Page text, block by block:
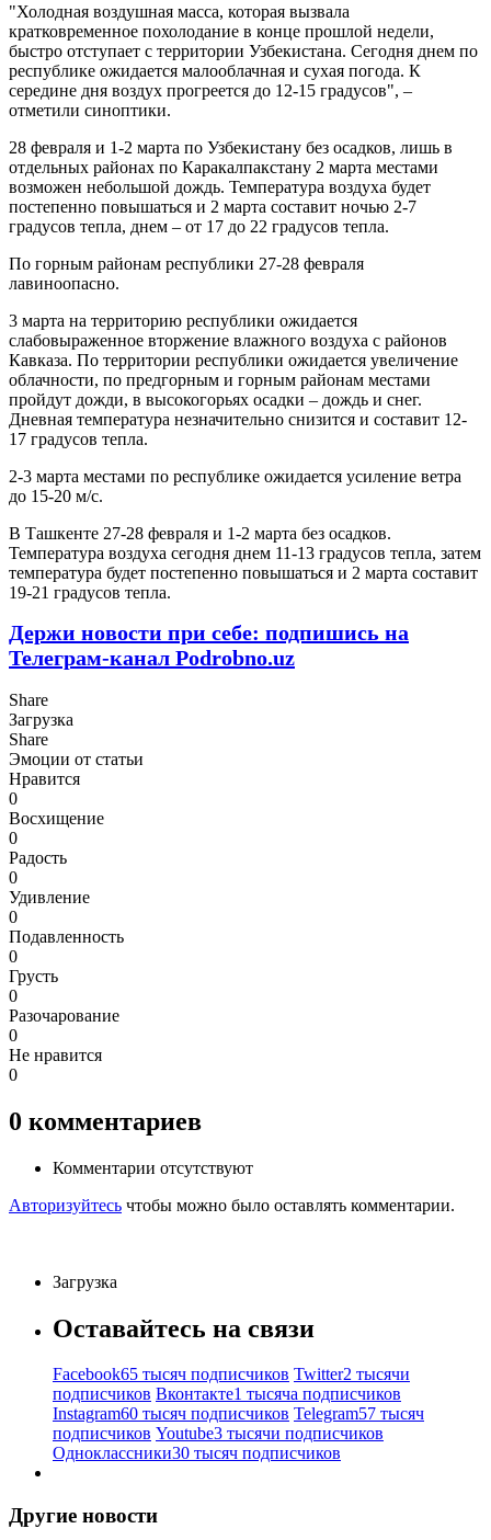
"Холодная воздушная масса, которая вызвала
кратковременное похолодание в конце прошлой недели,
быстро отступает с территории Узбекистана. Сегодня днем по
республике ожидается малооблачная и сухая погода. К
середине дня воздух прогреется до 12-15 градусов", –
отметили синоптики.
28 февраля и 1-2 марта по Узбекистану без осадков, лишь в
отдельных районах по Каракалпакстану 2 марта местами
возможен небольшой дождь. Температура воздуха будет
постепенно повышаться и 2 марта составит ночью 2-7
градусов тепла, днем – от 17 до 22 градусов тепла.
По горным районам республики 27-28 февраля
лавиноопасно.
3 марта на территорию республики ожидается
слабовыраженное вторжение влажного воздуха с районов
Кавказа. По территории республики ожидается увеличение
облачности, по предгорным и горным районам местами
пройдут дожди, в высокогорьях осадки – дождь и снег.
Дневная температура незначительно снизится и составит 12-
17 градусов тепла.
2-3 марта местами по республике ожидается усиление ветра
до 15-20 м/с.
В Ташкенте 27-28 февраля и 1-2 марта без осадков.
Температура воздуха сегодня днем 11-13 градусов тепла, затем
температура будет постепенно повышаться и 2 марта составит
19-21 градусов тепла.
Держи новости при себе: подпишись на
Телеграм-канал Podrobno.uz
Share
Загрузка
Share
Эмоции от статьи
Нравится
0
Восхищение
0
Радость
0
Удивление
0
Подавленность
0
Грусть
0
Разочарование
0
Не нравится
0
0 комментариев
Комментарии отсутствуют
Авторизуйтесь чтобы можно было оставлять комментарии.
Загрузка
Оставайтесь на связи
Facebook65 тысяч подписчиков Twitter2 тысячи
подписчиков Вконтакте1 тысяча подписчиков
Instagram60 тысяч подписчиков Telegram57 тысяч
подписчиков Youtube3 тысячи подписчиков
Одноклассники30 тысяч подписчиков
Другие новости